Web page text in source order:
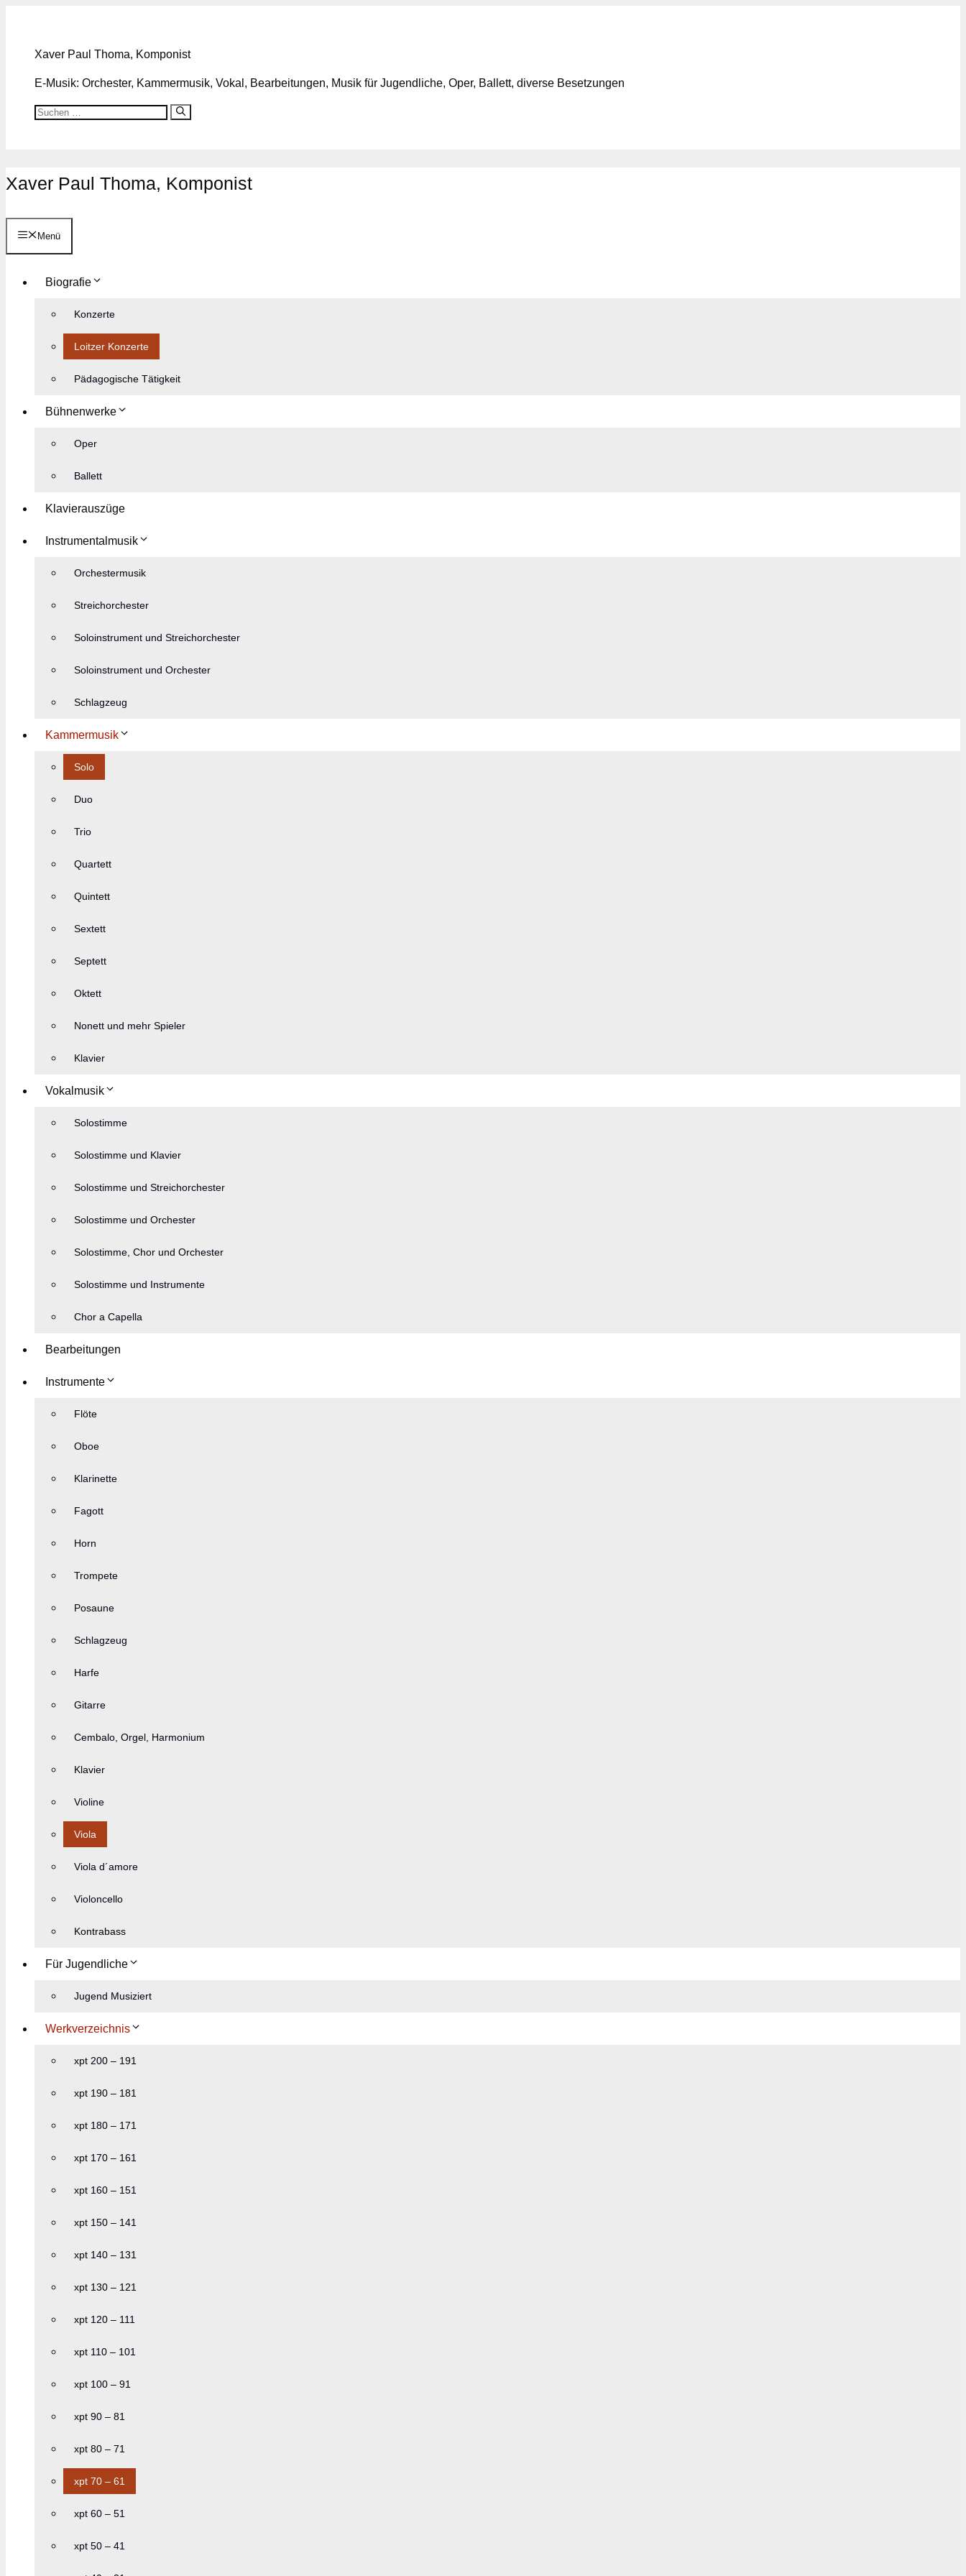
springen
Xaver Paul Thoma, Komponist
E-Musik: Orchester, Kammermusik, Vokal, Bearbeitungen, Musik für Jugendliche, Oper, Ballett, diverse Besetzungen
Suchen
Xaver Paul Thoma, Komponist
Menü
Biografie
Konzerte
Loitzer Konzerte
Pädagogische Tätigkeit
Bühnenwerke
Oper
Ballett
Klavierauszüge
Instrumentalmusik
Orchestermusik
Streichorchester
Soloinstrument und Streichorchester
Soloinstrument und Orchester
Schlagzeug
Kammermusik
Solo
Duo
Trio
Quartett
Quintett
Sextett
Septett
Oktett
Nonett und mehr Spieler
Klavier
Vokalmusik
Solostimme
Solostimme und Klavier
Solostimme und Streichorchester
Solostimme und Orchester
Solostimme, Chor und Orchester
Solostimme und Instrumente
Chor a Capella
Bearbeitungen
Instrumente
Flöte
Oboe
Klarinette
Fagott
Horn
Trompete
Posaune
Schlagzeug
Harfe
Gitarre
Cembalo, Orgel, Harmonium
Klavier
Violine
Viola
Viola d´amore
Violoncello
Kontrabass
Für Jugendliche
Jugend Musiziert
Werkverzeichnis
xpt 200 – 191
xpt 190 – 181
xpt 180 – 171
xpt 170 – 161
xpt 160 – 151
xpt 150 – 141
xpt 140 – 131
xpt 130 – 121
xpt 120 – 111
xpt 110 – 101
xpt 100 – 91
xpt 90 – 81
xpt 80 – 71
xpt 70 – 61
xpt 60 – 51
xpt 50 – 41